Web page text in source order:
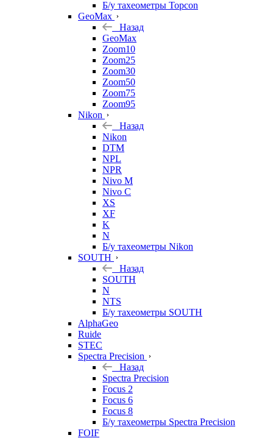
Б/у тахеометры Topcon
GeoMax
Назад
GeoMax
Zoom10
Zoom25
Zoom30
Zoom50
Zoom75
Zoom95
Nikon
Назад
Nikon
DTM
NPL
NPR
Nivo M
Nivo C
XS
XF
K
N
Б/у тахеометры Nikon
SOUTH
Назад
SOUTH
N
NTS
Б/у тахеометры SOUTH
AlphaGeo
Ruide
STEC
Spectra Precision
Назад
Spectra Precision
Focus 2
Focus 6
Focus 8
Б/у тахеометры Spectra Precision
FOIF